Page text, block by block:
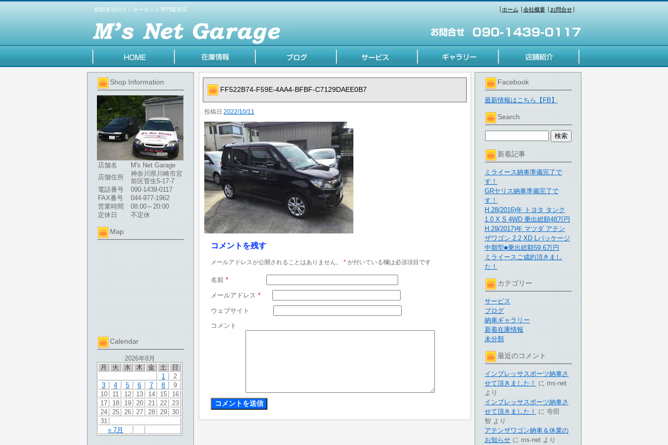
総額表示のインターネット専門販売店 ホーム 会社概要 お問合せ
Shop Information
店舗名
M's Net Garage
店舗住所
神奈川県川崎市宮
前区菅生5-17-7
電話番号
090-1439-0117
FAX番号
044-977-1962
営業時間
08:00～20:00
定休日
不定休
Map
Calendar
2026年8月
月
火 水 木 金 土 日
« 7月
1
2
3
4 5 6 7 8
9
10
11 12 13 14 15
16
17
18 19 20 21 22
23
24
25 26 27 28 29
30
31
Facebook
最新情報はこちら【FB】
Search
新着記事
ミライース納車準備完了で
す！
GRヤリス納車準備完了で
す！
H.28(2016)年 トヨタ タンク
1.0 X S 4WD 乗出総額48万円
H.29(2017)年 マツダ アテン
ザワゴン 2.2 XD Lパッケージ
中期型■乗出総額59.6万円
ミライースご成約頂きまし
た！
カテゴリー
サービス
ブログ
納車ギャラリー
新着在庫情報
未分類
最近のコメント
インプレッサスポーツ納車さ
せて頂きました！
に ms-net
より
インプレッサスポーツ納車さ
せて頂きました！
に 寺田
智 より
アテンザワゴン納車＆休業の
お知らせ に ms-net より
FF522B74-F59E-4AA4-BFBF-C7129DAEE0B7
投稿日 2022/10/11
コメントを残す
メールアドレスが公開されることはありません。 *が付いている欄は必須項目です
名前 *
メールアドレス *
ウェブサイト
コメント